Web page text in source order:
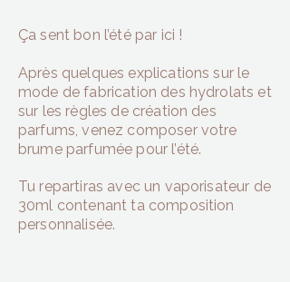
Ça sent bon l’été par ici !
Après quelques explications sur le
mode de fabrication des hydrolats et
sur les règles de création des
parfums, venez composer votre
brume parfumée pour l’été.
Tu repartiras avec un vaporisateur de
30ml contenant ta composition
personnalisée.